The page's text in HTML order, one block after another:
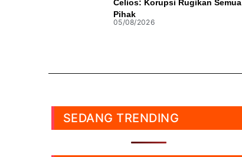
Celios: Korupsi Rugikan Semua
Pihak
05/08/2026
SEDANG TRENDING